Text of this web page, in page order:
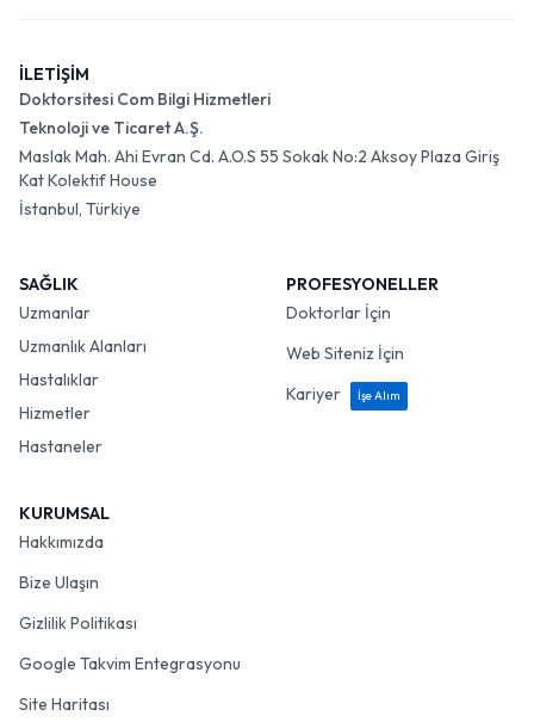
İLETİŞİM
Doktorsitesi Com Bilgi Hizmetleri
Teknoloji ve Ticaret A.Ş.
Maslak Mah. Ahi Evran Cd. A.O.S 55 Sokak No:2 Aksoy Plaza Giriş
Kat Kolektif House
İstanbul, Türkiye
SAĞLIK
Uzmanlar
Uzmanlık Alanları
Hastalıklar
Hizmetler
Hastaneler
PROFESYONELLER
Doktorlar İçin
Web Siteniz İçin
Kariyer
İşe Alım
KURUMSAL
Hakkımızda
Bize Ulaşın
Gizlilik Politikası
Google Takvim Entegrasyonu
Site Haritası